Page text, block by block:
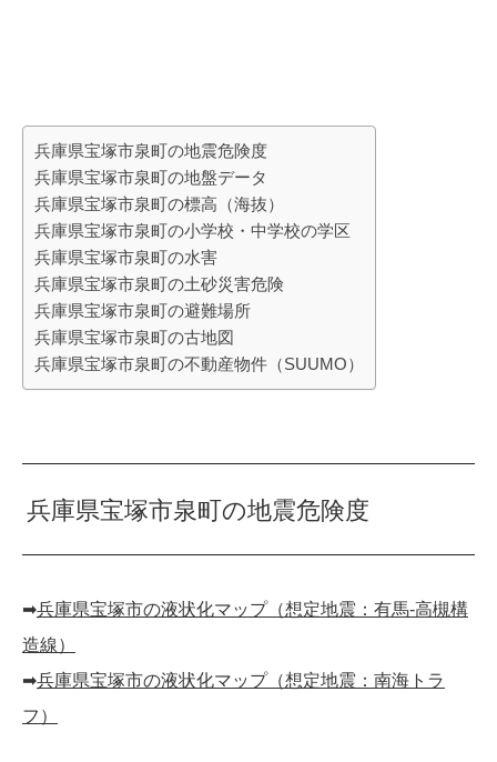
兵庫県宝塚市泉町の地震危険度
兵庫県宝塚市泉町の地盤データ
兵庫県宝塚市泉町の標高（海抜）
兵庫県宝塚市泉町の小学校・中学校の学区
兵庫県宝塚市泉町の水害
兵庫県宝塚市泉町の土砂災害危険
兵庫県宝塚市泉町の避難場所
兵庫県宝塚市泉町の古地図
兵庫県宝塚市泉町の不動産物件（SUUMO）
兵庫県宝塚市泉町の地震危険度
➡︎兵庫県宝塚市の液状化マップ（想定地震：有馬-高槻構
造線）
➡︎兵庫県宝塚市の液状化マップ（想定地震：南海トラ
フ）